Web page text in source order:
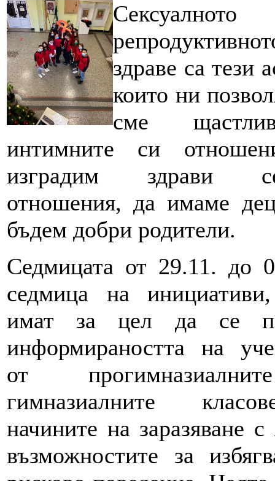
здраве са тези
които ни
сме
интимните си
изградим здрави
отношения, да имаме
бъдем добри родители.
Седмицата от 29.11. до
седмица на
имат за цел да се
информираността на
от
гимназиалните
начините на заразяване
възможностите за